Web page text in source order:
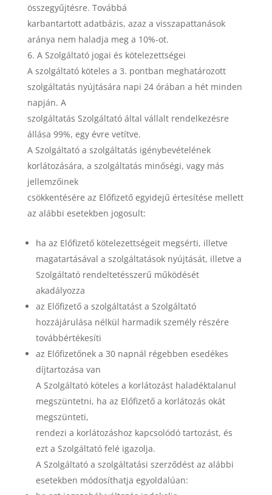
összegyűjtésre. Továbbá
karbantartott adatbázis, azaz a visszapattanások
aránya nem haladja meg a 10%-ot.
A Szolgáltató jogai és kötelezettségei
A szolgáltató köteles a 3. pontban meghatározott
szolgáltatás nyújtására napi 24 órában a hét minden
napján. A
szolgáltatás Szolgáltató által vállalt rendelkezésre
állása 99%, egy évre vetítve.
A Szolgáltató a szolgáltatás igénybevételének
korlátozására, a szolgáltatás minőségi, vagy más
jellemzőinek
csökkentésére az Előfizető egyidejű értesítése mellett
az alábbi esetekben jogosult:
ha az Előfizető kötelezettségeit megsérti, illetve
magatartásával a szolgáltatások nyújtását, illetve a
Szolgáltató rendeltetésszerű működését
akadályozza
az Előfizető a szolgáltatást a Szolgáltató
hozzájárulása nélkül harmadik személy részére
továbbértékesíti
az Előfizetőnek a 30 napnál régebben esedékes
díjtartozása van
A Szolgáltató köteles a korlátozást haladéktalanul
megszüntetni, ha az Előfizető a korlátozás okát
megszünteti,
rendezi a korlátozáshoz kapcsolódó tartozást, és
ezt a Szolgáltató felé igazolja.
A Szolgáltató a szolgáltatási szerződést az alábbi
esetekben módosíthatja egyoldalúan: